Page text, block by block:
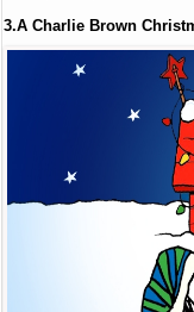
3.A Charlie Brown